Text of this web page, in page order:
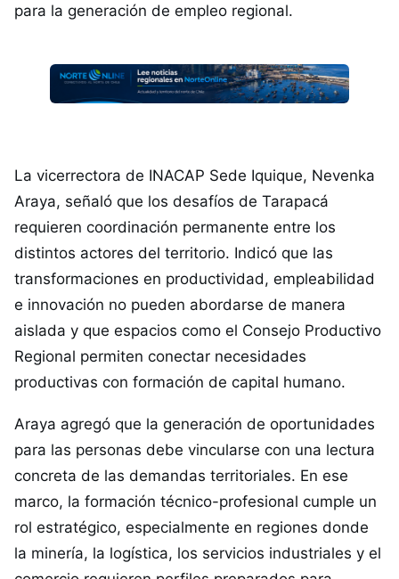
para la generación de empleo regional.
La vicerrectora de INACAP Sede Iquique, Nevenka
Araya, señaló que los desafíos de Tarapacá
requieren coordinación permanente entre los
distintos actores del territorio. Indicó que las
transformaciones en productividad, empleabilidad
e innovación no pueden abordarse de manera
aislada y que espacios como el Consejo Productivo
Regional permiten conectar necesidades
productivas con formación de capital humano.
Araya agregó que la generación de oportunidades
para las personas debe vincularse con una lectura
concreta de las demandas territoriales. En ese
marco, la formación técnico-profesional cumple un
rol estratégico, especialmente en regiones donde
la minería, la logística, los servicios industriales y el